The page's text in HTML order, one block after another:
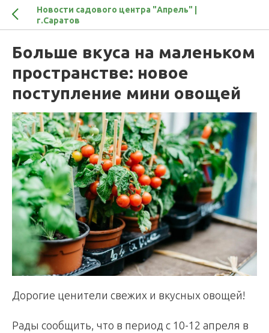
Новости садового центра "Апрель" |
г.Саратов
Больше вкуса на маленьком
пространстве: новое
поступление мини овощей
Дорогие ценители свежих и вкусных овощей!
Рады сообщить, что в период с 10-12 апреля в